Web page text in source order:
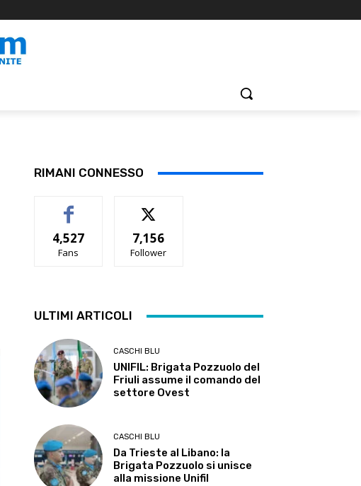
RIMANI CONNESSO
4,527
Fans
7,156
Follower
ULTIMI ARTICOLI
CASCHI BLU
UNIFIL: Brigata Pozzuolo del
Friuli assume il comando del
settore Ovest
CASCHI BLU
Da Trieste al Libano: la
Brigata Pozzuolo si unisce
alla missione Unifil